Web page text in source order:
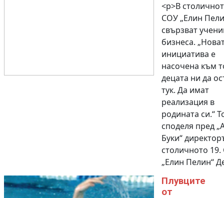
<p>В
СОУ „Елин
свързват
бизнеса.
инициатива е
насочена към
децата ни да
тук. Да имат
реализация в
родината си.“
споделя пред
Буки“
столичното
„Елин Пелин“
Плувците
от